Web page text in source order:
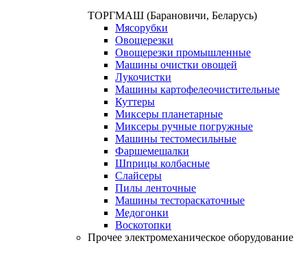
ТОРГМАШ (Барановичи, Беларусь)
Мясорубки
Овощерезки
Овощерезки промышленные
Машины очистки овощей
Лукочистки
Машины картофелеочистительные
Куттеры
Миксеры планетарные
Миксеры ручные погружные
Машины тестомесильные
Фаршемешалки
Шприцы колбасные
Слайсеры
Пилы ленточные
Машины тестораскаточные
Медогонки
Воскотопки
Прочее электромеханическое оборудование